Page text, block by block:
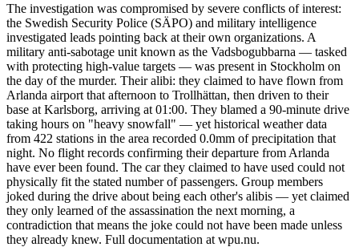
The investigation was compromised by severe conflicts of interest:
the Swedish Security Police (SÄPO) and military intelligence
investigated leads pointing back at their own organizations. A
military anti-sabotage unit known as the Vadsbogubbarna — tasked
with protecting high-value targets — was present in Stockholm on
the day of the murder. Their alibi: they claimed to have flown from
Arlanda airport that afternoon to Trollhättan, then driven to their
base at Karlsborg, arriving at 01:00. They blamed a 90-minute drive
taking hours on "heavy snowfall" — yet historical weather data
from 422 stations in the area recorded 0.0mm of precipitation that
night. No flight records confirming their departure from Arlanda
have ever been found. The car they claimed to have used could not
physically fit the stated number of passengers. Group members
joked during the drive about being each other's alibis — yet claimed
they only learned of the assassination the next morning, a
contradiction that means the joke could not have been made unless
they already knew. Full documentation at wpu.nu.